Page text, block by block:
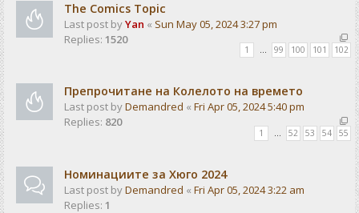
The Comics Topic
Last post byYan « Sun May 05, 2024 3:27 pm
Replies: 1520
1 … 99 100 101 102
Препрочитане на Колелото на времето
Last post byDemandred « Fri Apr 05, 2024 5:40 pm
Replies: 820
1 52 53 54 55
Номинациите за Хюго 2024
Last post byDemandred « Fri Apr 05, 2024 3:22 am
Replies: 1